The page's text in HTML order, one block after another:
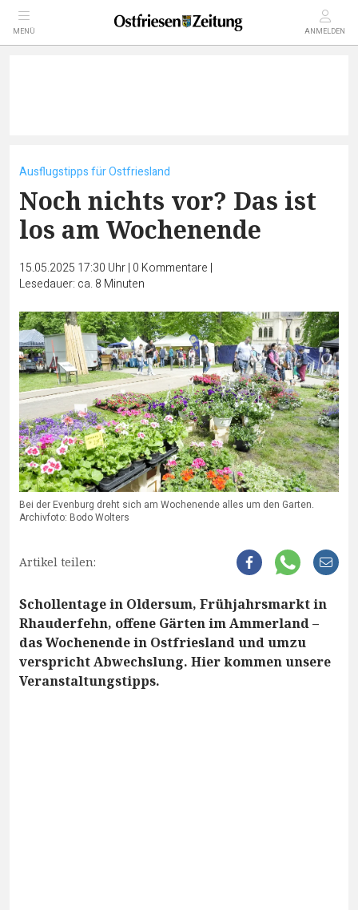
MENÜ ANMELDEN
Ausflugstipps für Ostfriesland
Noch nichts vor? Das ist
los am Wochenende
15.05.2025 17:30 Uhr| 0 Kommentare |
Lesedauer: ca. 8 Minuten
Bei der Evenburg dreht sich am Wochenende alles um den Garten.
Archivfoto: Bodo Wolters
Artikel teilen:
Schollentage in Oldersum, Frühjahrsmarkt in
Rhauderfehn, offene Gärten im Ammerland –
das Wochenende in Ostfriesland und umzu
verspricht Abwechslung. Hier kommen unsere
Veranstaltungstipps.